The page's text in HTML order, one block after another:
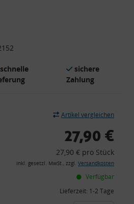
schnelle
sichere
Zahlung
Artikel vergleichen
27,90 €
27,90 € pro Stück
inkl. gesetzl. MwSt., zzgl. Versandkosten
Verfügbar
Lieferzeit: 1-2 Tage